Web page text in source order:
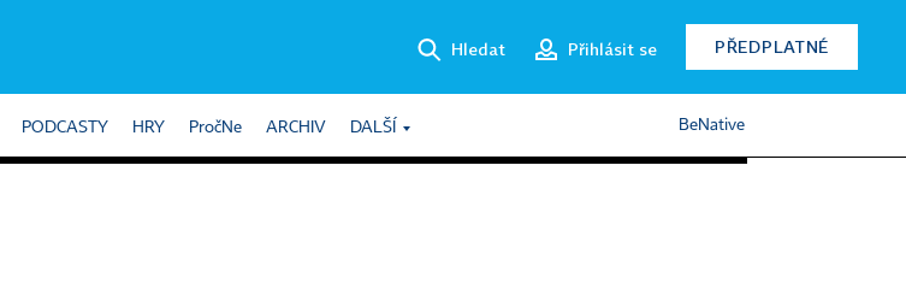
Hledat Přihlásit se PŘEDPLATNÉ
PODCASTY HRY PročNe ARCHIV DALŠÍ BeNative